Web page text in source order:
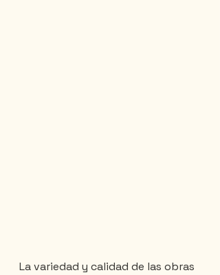
La variedad y calidad de las obras